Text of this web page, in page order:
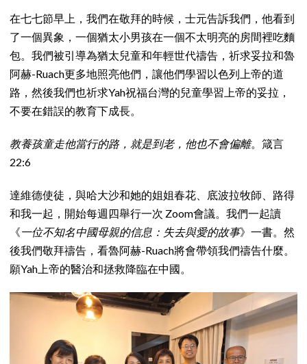
在七七節早上，我們在敬拜的時候，士元告訴我們，他看到
了一個異象，一個猶太小男孩在一個不太明亮的房間裡吃麵
包。我們被引導為猶太兒童和年輕世代禱告，祈求妥拉和魯
阿赫-Ruach更多地照亮他們，讓他們學習以色列上帝的道
路，然後我們也祈求Yah祝福台灣的兒童學習上帝的妥拉，
不要在錯誤的教育下成長。
教養孩童走他當行的路，就是到老，他也不會偏離。箴言
22:6
達維德使徒，與哈大沙和她的姐姐春花、底波拉牧師、路得
和我一起，開始每週四舉行一次 Zoom會議。我們一起讀
《一位不知名中國母親的信息：失去與愛的故事》一書。然
後我們敬拜禱告，看魯阿赫-Ruach將會帶領我們禱告什麼。
願Yah上帝的醫治和拯救降臨在中國。